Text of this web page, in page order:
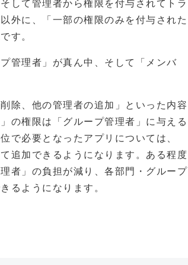
して管理者から権限を付与されてトラ
外に、「一部の権限のみを付与された
す。
管理者」が真ん中、そして「メンバ
除、他の管理者の追加」といった内容
の権限は「グループ管理者」に与える
で必要となったアプリについては、
追加できるようになります。ある程度
者」の負担が減り、各部門・グループ
るようになります。